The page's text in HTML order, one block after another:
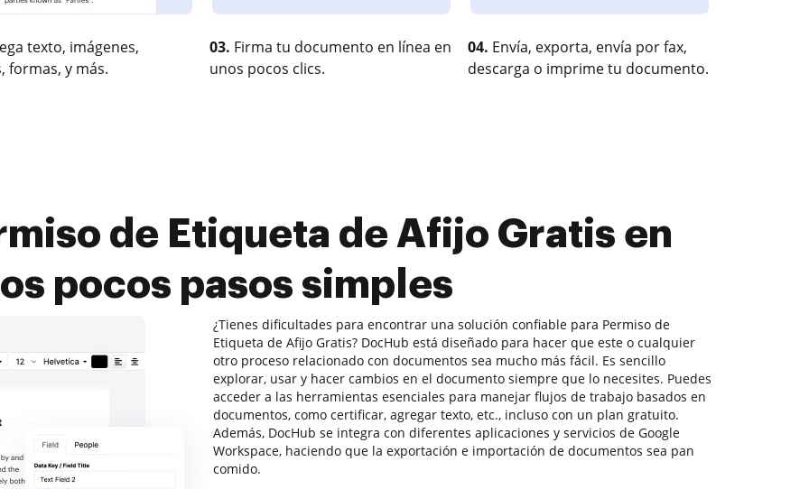
texto, imágenes,
formas, y más.
03. Firma tu documento en línea en
unos pocos clics.
04. Envía, exporta, envía por fax,
descarga o imprime tu documento.
de Etiqueta de Afijo Gratis en
pocos pasos simples
¿Tienes dificultades para encontrar una solución confiable para Permiso de
Etiqueta de Afijo Gratis? DocHub está diseñado para hacer que este o cualquier
otro proceso relacionado con documentos sea mucho más fácil. Es sencillo
explorar, usar y hacer cambios en el documento siempre que lo necesites. Puedes
acceder a las herramientas esenciales para manejar flujos de trabajo basados en
documentos, como certificar, agregar texto, etc., incluso con un plan gratuito.
Además, DocHub se integra con diferentes aplicaciones y servicios de Google
Workspace, haciendo que la exportación e importación de documentos sea pan
comido.